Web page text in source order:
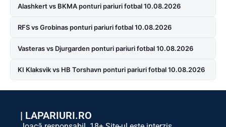
Alashkert vs BKMA ponturi pariuri fotbal 10.08.2026
RFS vs Grobinas ponturi pariuri fotbal 10.08.2026
Vasteras vs Djurgarden ponturi pariuri fotbal 10.08.2026
KI Klaksvik vs HB Torshavn ponturi pariuri fotbal 10.08.2026
| LAPARIURI.RO